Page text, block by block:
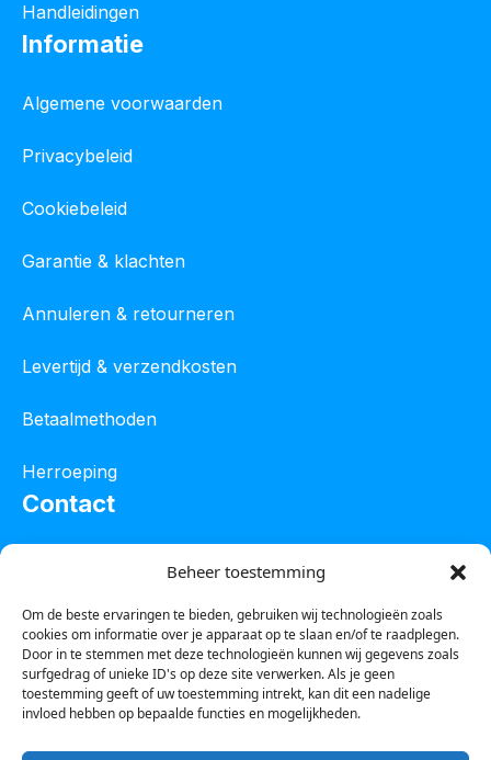
Beheer toestemming
Om de beste ervaringen te bieden, gebruiken wij technologieën zoals
cookies om informatie over je apparaat op te slaan en/of te raadplegen.
Door in te stemmen met deze technologieën kunnen wij gegevens zoals
surfgedrag of unieke ID's op deze site verwerken. Als je geen
toestemming geeft of uw toestemming intrekt, kan dit een nadelige
invloed hebben op bepaalde functies en mogelijkheden.
Handleidingen
Informatie
Algemene voorwaarden
Privacybeleid
Cookiebeleid
Garantie & klachten
Annuleren & retourneren
Levertijd & verzendkosten
Betaalmethoden
Herroeping
Contact
Tel :0850601800
Whatsapp : 0623388306